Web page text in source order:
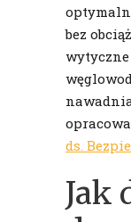
bez
ds.
Jak